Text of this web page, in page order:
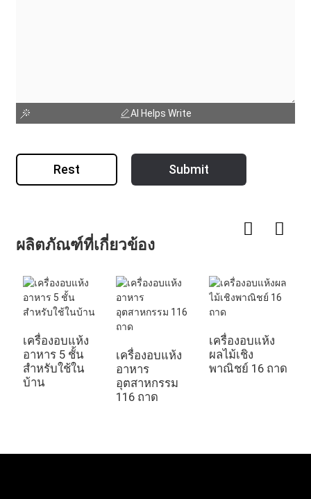
AI Helps Write
Rest Submit
ผลิตภัณฑ์ที่เกี่ยวข้อง
เครื่องอบแห้ง
อาหาร 5 ชั้น
สำหรับใช้ใน
บ้าน
เครื่องอบแห้ง
อาหาร
อุตสาหกรรม
116 ถาด
เครื่องอบแห้ง
ผลไม้เชิง
พาณิชย์ 16 ถาด